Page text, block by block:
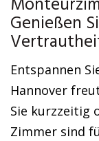
Genießen
Entspannen
Hannover
Sie kurzzeitig
Zimmer sind